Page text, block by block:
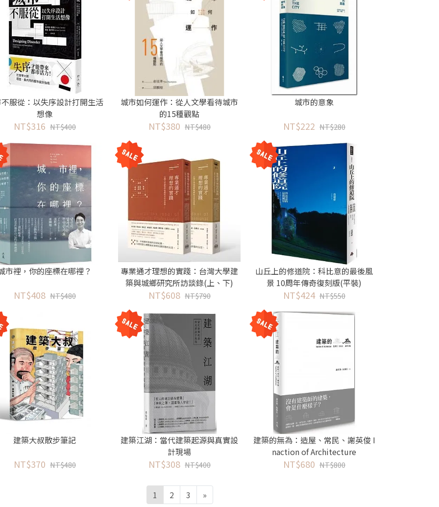
服從：以失序設計打開生活
想像
NT$316 NT$400
城市如何運作：從人文學看待城市
的15種觀點
NT$380 NT$480
城市的意象
NT$222 NT$280
市裡，你的座標在哪裡？
NT$408 NT$480
專業通才理想的實踐：台灣大學建
築與城鄉研究所訪談錄(上、下)
NT$608 NT$790
山丘上的修道院：科比意的最後風
景 10周年傳奇復刻版(平裝)
NT$424 NT$550
建築大叔散步筆記
NT$370 NT$480
建築江湖：當代建築起源與真實設
計現場
NT$308 NT$400
建築的無為：造屋、常民、謝英俊 I
naction of Architecture
NT$680 NT$800
1 2 3 »